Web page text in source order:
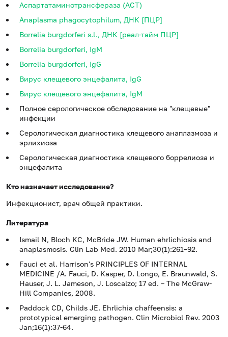
Аспартатаминотрансфераза (АСТ)
Anaplasma phagocytophilum, ДНК [ПЦР]
Borrelia burgdorferi s.l., ДНК [реал-тайм ПЦР]
Borrelia burgdorferi, IgM
Borrelia burgdorferi, IgG
Вирус клещевого энцефалита, IgG
Вирус клещевого энцефалита, IgM
Полное серологическое обследование на "клещевые"
инфекции
Серологическая диагностика клещевого анаплазмоза и
эрлихиоза
Серологическая диагностика клещевого боррелиоза и
энцефалита
Кто назначает исследование?
Инфекционист, врач общей практики.
Литература
Ismail N, Bloch KC, McBride JW. Human ehrlichiosis and
anaplasmosis. Clin Lab Med. 2010 Mar;30(1):261–92.
Fauci et al. Harrison's PRINCIPLES OF INTERNAL
MEDICINE /A. Fauci, D. Kasper, D. Longo, E. Braunwald, S.
Hauser, J. L. Jameson, J. Loscalzo; 17 ed. – The McGraw-
Hill Companies, 2008.
Paddock CD, Childs JE. Ehrlichia chaffeensis: a
prototypical emerging pathogen. Clin Microbiol Rev. 2003
Jan;16(1):37-64.